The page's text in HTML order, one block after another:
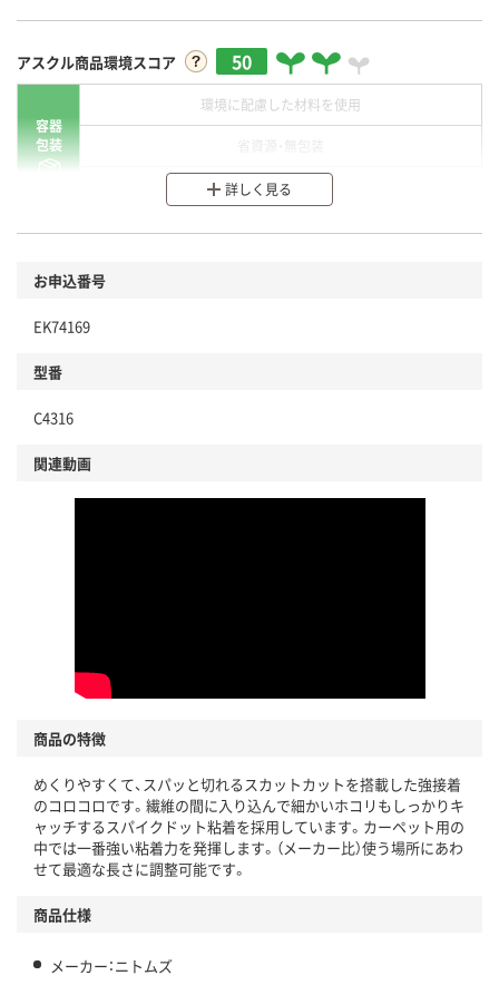
アスクル商品環境スコア 50
容器
包装
環境に配慮した材料を使用
分別・リサイクルしやすい設計
本体
仕組
詳しく見る
お申込番号
EK74169
型番
C4316
関連動画
商品の特徴
めくりやすくて、スパッと切れるスカットカットを搭載した強接着
のコロコロです。繊維の間に入り込んで細かいホコリもしっかりキ
ャッチするスパイクドット粘着を採用しています。カーペット用の
中では一番強い粘着力を発揮します。（メーカー比）使う場所にあわ
せて最適な長さに調整可能です。
商品仕様
メーカー：ニトムズ